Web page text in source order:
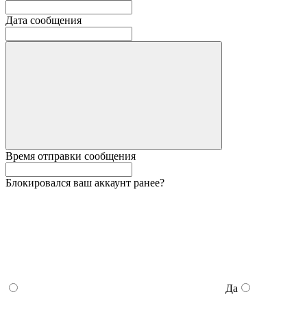
Дата сообщения
Время отправки сообщения
Блокировался ваш аккаунт ранее?
Да